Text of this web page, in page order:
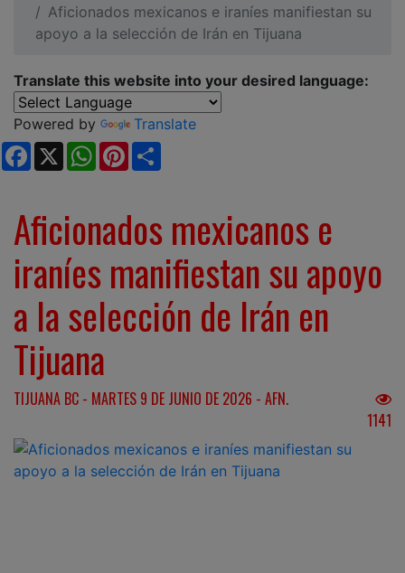
Aficionados mexicanos e iraníes manifiestan su
apoyo a la selección de Irán en Tijuana
Translate this website into your desired language:
Powered by
Translate
Facebook
X WhatsApp
Pinterest
Aficionados mexicanos e
iraníes manifiestan su apoyo
a la selección de Irán en
Tijuana
TIJUANA BC - MARTES 9 DE JUNIO DE 2026 - AFN.
1141